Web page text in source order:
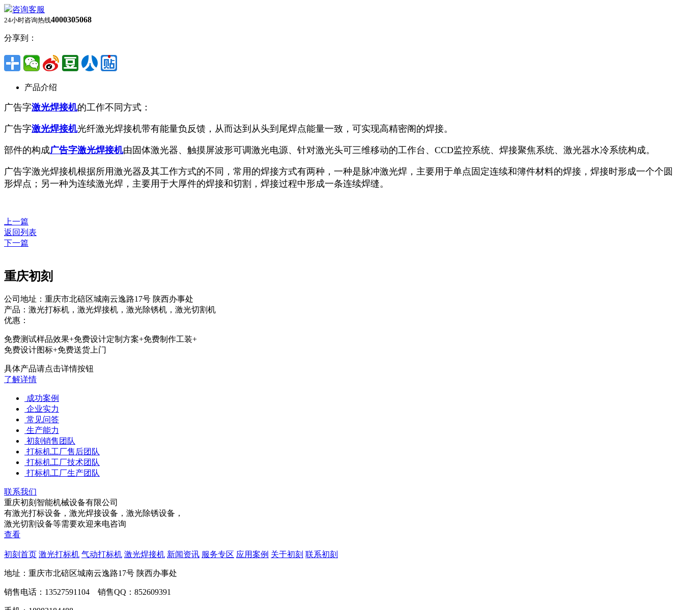
咨询客服
24小时咨询热线4000305068
分享到：
产品介绍
广告字激光焊接机的工作不同方式：
广告字激光焊接机光纤激光焊接机带有能量负反馈，从而达到从头到尾焊点能量一致，可实现高精密阁的焊接。
部件的构成广告字激光焊接机由固体激光器、触摸屏波形可调激光电源、针对激光头可三维移动的工作台、CCD监控系统、焊接聚焦系统、激光器水冷系统构成。
广告字激光焊接机根据所用激光器及其工作方式的不同，常用的焊接方式有两种，一种是脉冲激光焊，主要用于单点固定连续和簿件材料的焊接，焊接时形成一个个圆
形焊点；另一种为连续激光焊，主要用于大厚件的焊接和切割，焊接过程中形成一条连续焊缝。
上一篇
返回列表
下一篇
重庆初刻
公司地址：重庆市北碚区城南云逸路17号 陕西办事处
产品：激光打标机，激光焊接机，激光除锈机，激光切割机
优惠：
免费测试样品效果+免费设计定制方案+免费制作工装+
免费设计图标+免费送货上门
具体产品请点击详情按钮
了解详情
成功案例
企业实力
常见问答
生产能力
初刻销售团队
打标机工厂售后团队
打标机工厂技术团队
打标机工厂生产团队
联系我们
重庆初刻智能机械设备有限公司
有激光打标设备，激光焊接设备，激光除锈设备，
激光切割设备等需要欢迎来电咨询
查看
初刻首页 激光打标机 气动打标机 激光焊接机 新闻资讯 服务专区 应用案例 关于初刻 联系初刻
地址：重庆市北碚区城南云逸路17号 陕西办事处
销售电话：13527591104 销售QQ：852609391